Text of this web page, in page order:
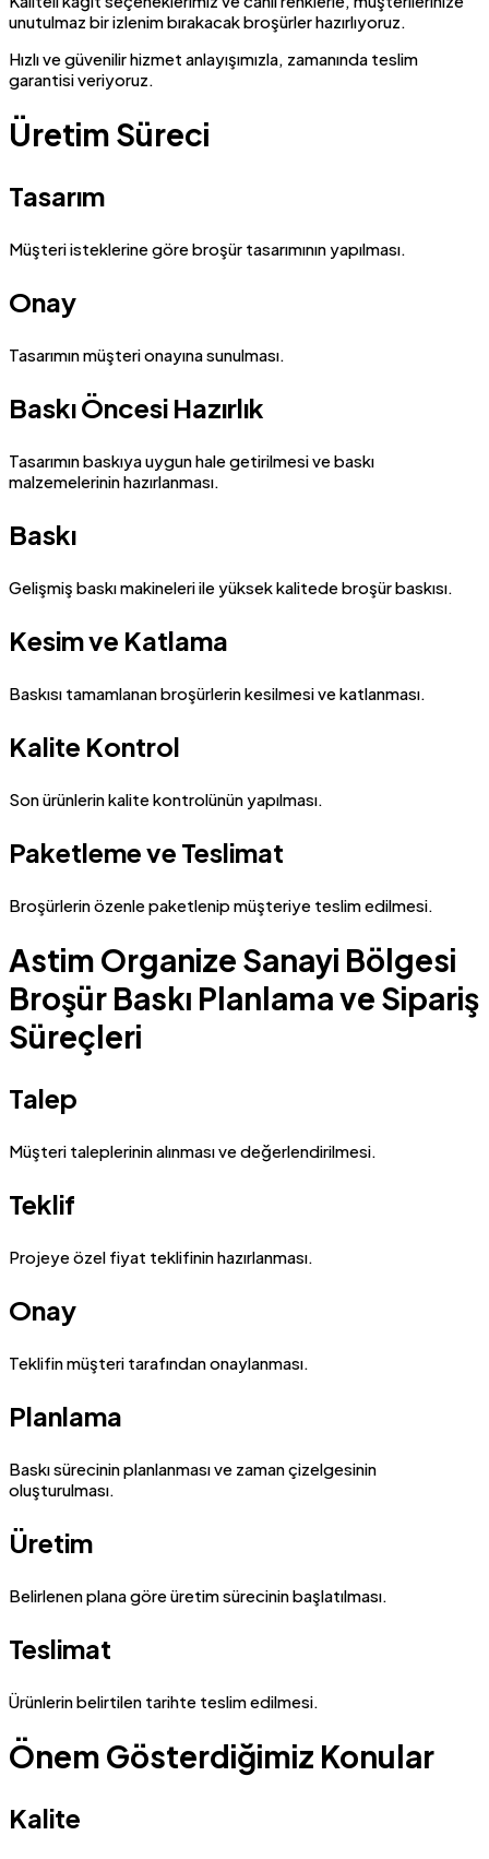
unutulmaz bir izlenim bırakacak broşürler hazırlıyoruz.
Hızlı ve güvenilir hizmet anlayışımızla, zamanında teslim
garantisi veriyoruz.
Üretim Süreci
Tasarım
Müşteri isteklerine göre broşür tasarımının yapılması.
Onay
Tasarımın müşteri onayına sunulması.
Baskı Öncesi Hazırlık
Tasarımın baskıya uygun hale getirilmesi ve baskı
malzemelerinin hazırlanması.
Baskı
Gelişmiş baskı makineleri ile yüksek kalitede broşür baskısı.
Kesim ve Katlama
Baskısı tamamlanan broşürlerin kesilmesi ve katlanması.
Kalite Kontrol
Son ürünlerin kalite kontrolünün yapılması.
Paketleme ve Teslimat
Broşürlerin özenle paketlenip müşteriye teslim edilmesi.
Astim Organize Sanayi Bölgesi
Broşür Baskı Planlama ve Sipariş
Süreçleri
Talep
Müşteri taleplerinin alınması ve değerlendirilmesi.
Teklif
Projeye özel fiyat teklifinin hazırlanması.
Onay
Teklifin müşteri tarafından onaylanması.
Planlama
Baskı sürecinin planlanması ve zaman çizelgesinin
oluşturulması.
Üretim
Belirlenen plana göre üretim sürecinin başlatılması.
Teslimat
Ürünlerin belirtilen tarihte teslim edilmesi.
Önem Gösterdiğimiz Konular
Kalite